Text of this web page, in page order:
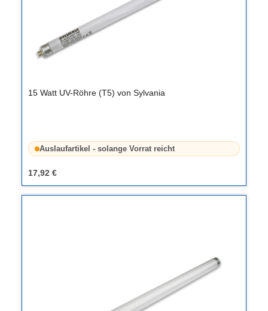
15 Watt UV-Röhre (T5) von Sylvania
Auslaufartikel - solange Vorrat reicht
17,92 €